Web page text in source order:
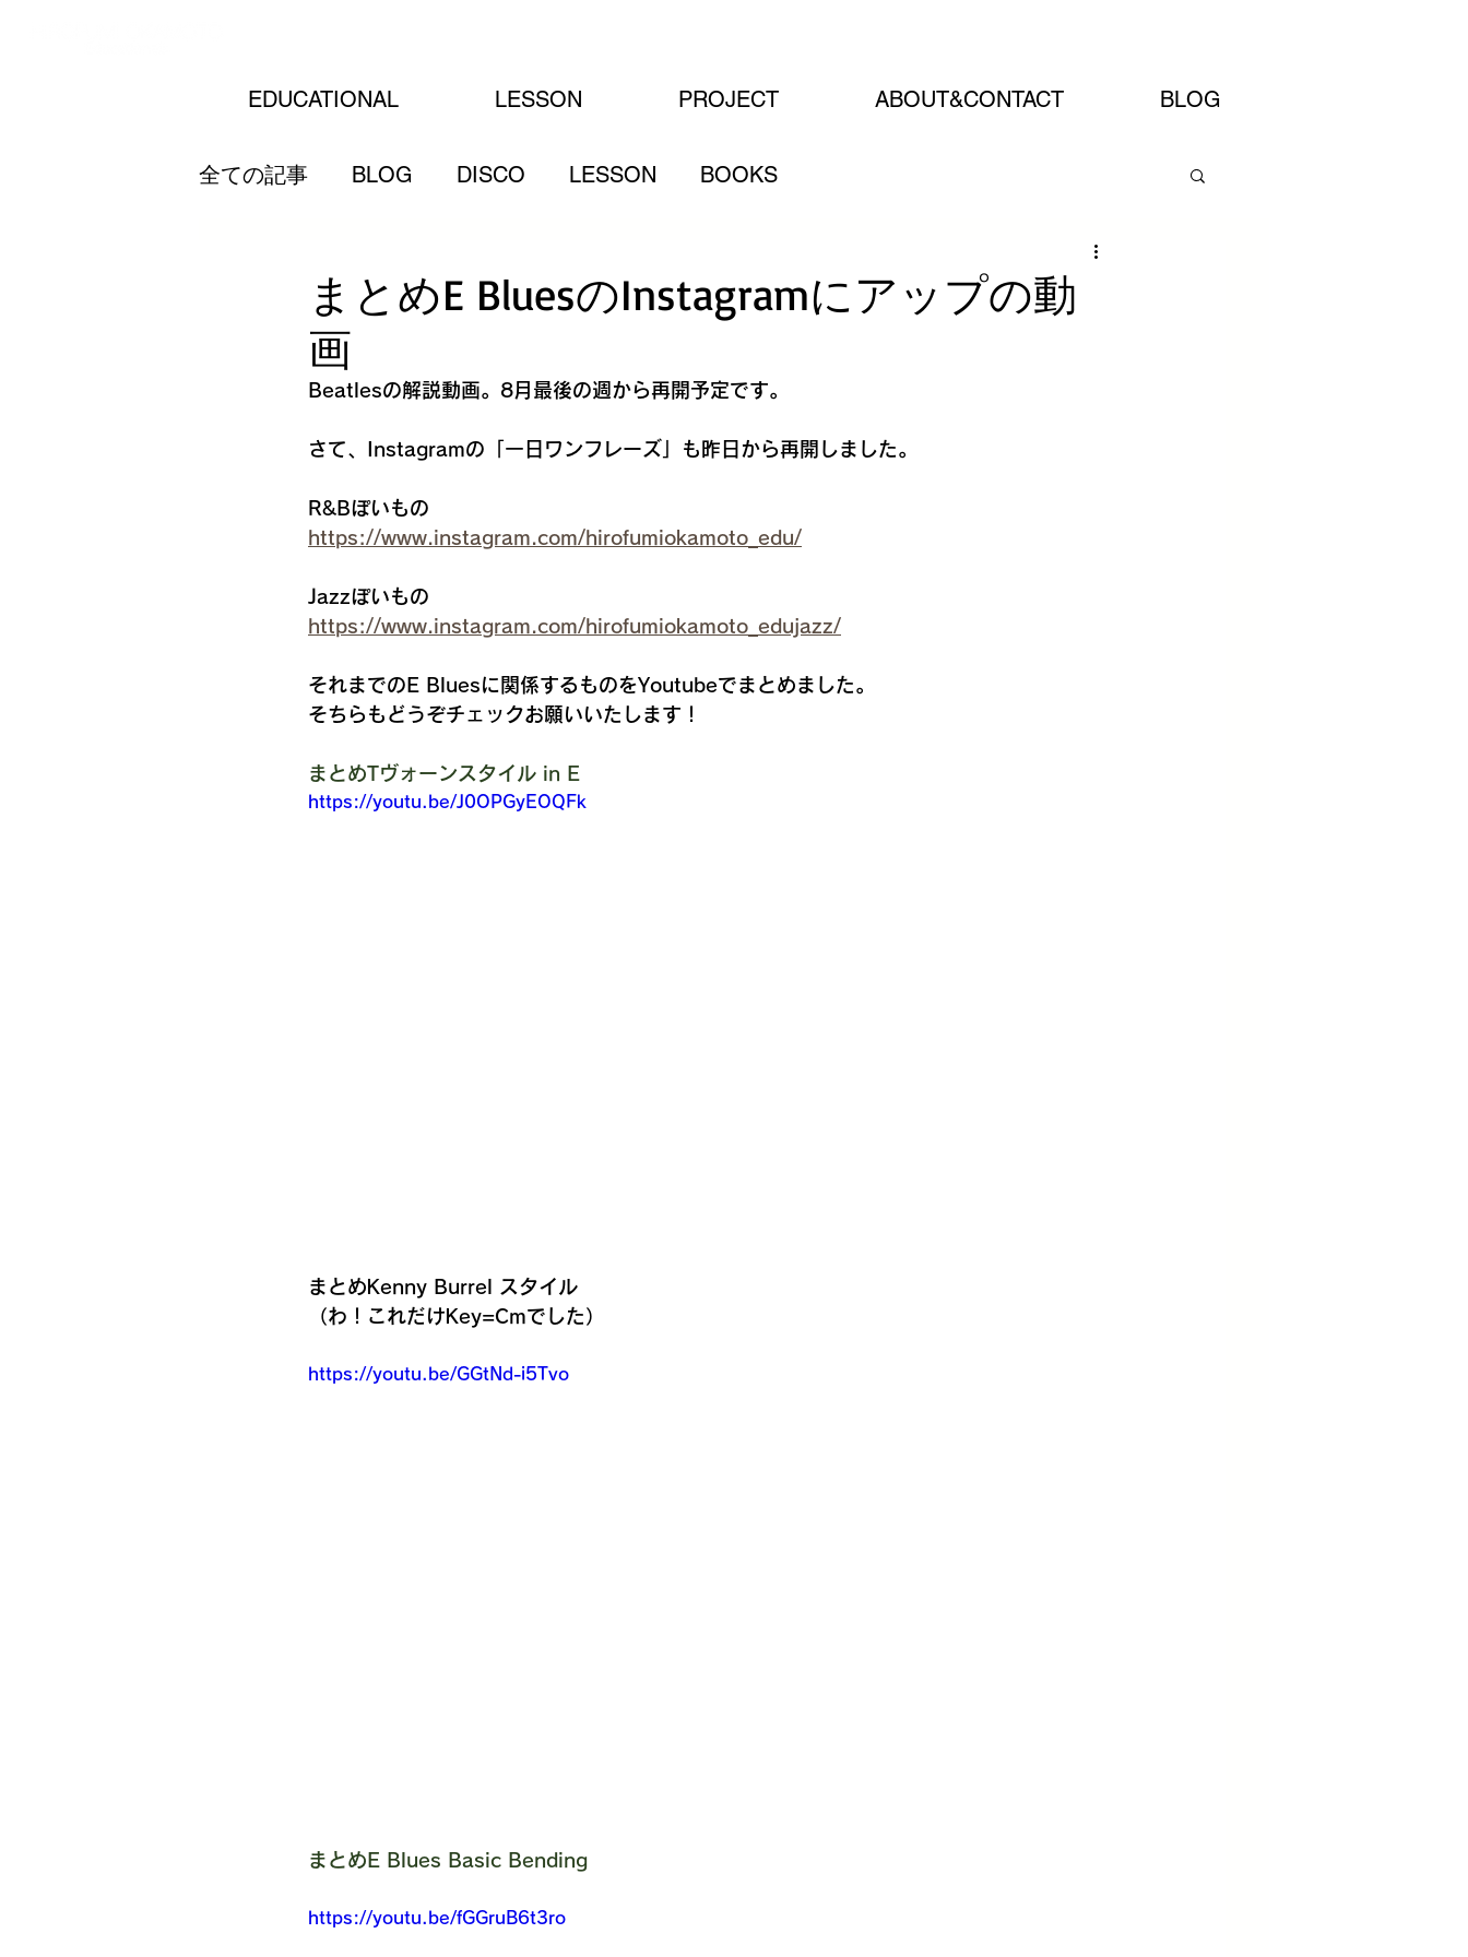
EDUCATIONAL LESSON PROJECT ABOUT&CONTACT BLOG
全ての記事 BLOG DISCO LESSON BOOKS
まとめE BluesのInstagramにアップの動
画
Beatlesの解説動画。8月最後の週から再開予定です。
さて、Instagramの「一日ワンフレーズ」も昨日から再開しました。
R&Bぽいもの
https://www.instagram.com/hirofumiokamoto_edu/
Jazzぽいもの
https://www.instagram.com/hirofumiokamoto_edujazz/
それまでのE Bluesに関係するものをYoutubeでまとめました。
そちらもどうぞチェックお願いいたします！
まとめTヴォーンスタイル in E
https://youtu.be/J0OPGyEOQFk
まとめKenny Burrel スタイル
（わ！これだけKey=Cmでした）
https://youtu.be/GGtNd-i5Tvo
まとめE Blues Basic Bending
https://youtu.be/fGGruB6t3ro